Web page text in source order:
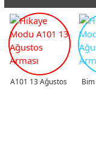
A101 13 Ağustos